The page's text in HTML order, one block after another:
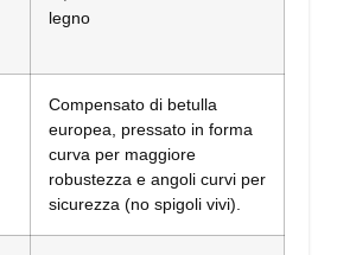
legno
Compensato di betulla
europea, pressato in forma
curva per maggiore
robustezza e angoli curvi per
sicurezza (no spigoli vivi).